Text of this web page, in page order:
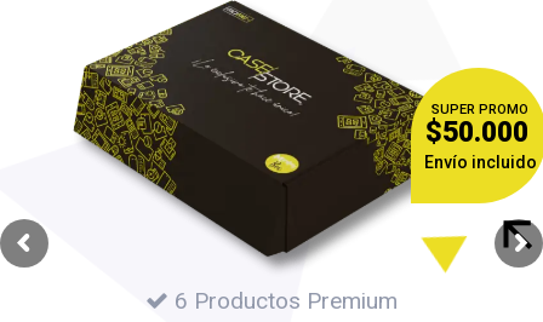
6 Productos Premium
$50.000
Envío incluido
SUPER PROMO